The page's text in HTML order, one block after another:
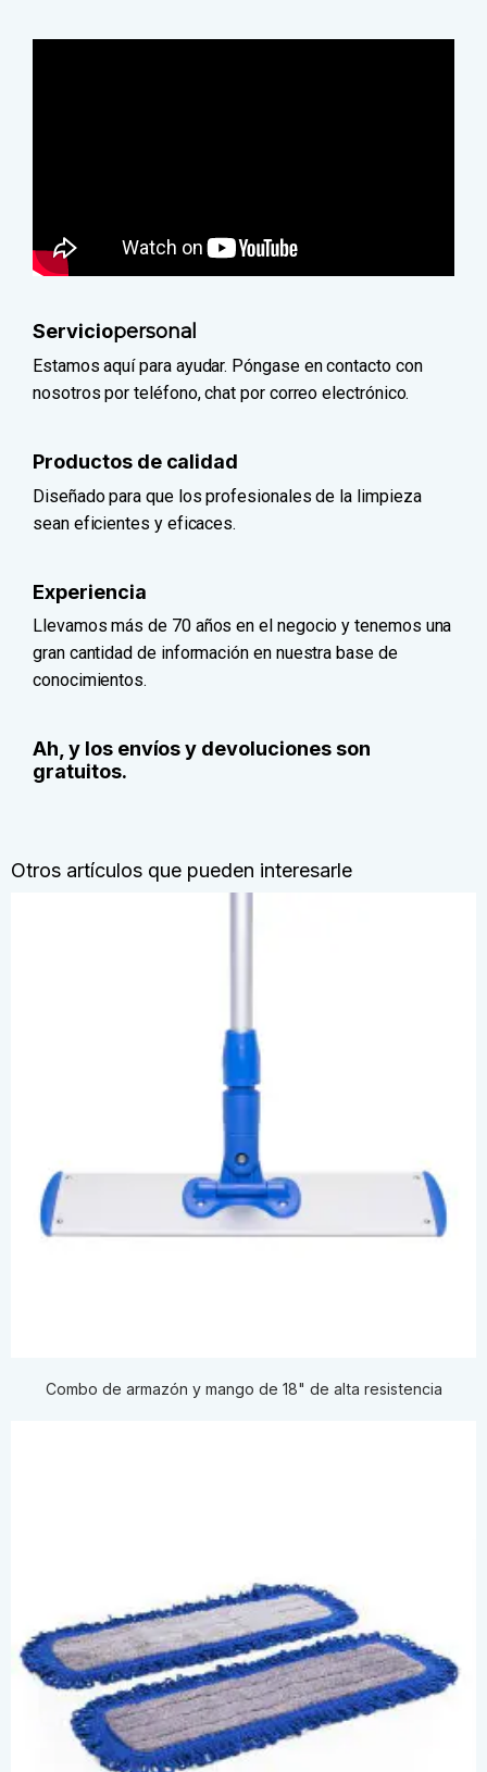
Serviciopersonal
Estamos aquí para ayudar. Póngase en contacto con
nosotros por teléfono, chat por correo electrónico.
Productos de calidad
Diseñado para que los profesionales de la limpieza
sean eficientes y eficaces.
Experiencia
Llevamos más de 70 años en el negocio y tenemos una
gran cantidad de información en nuestra base de
conocimientos.
Ah, y los envíos y devoluciones son
gratuitos.
Otros artículos que pueden interesarle
Combo de armazón y mango de 18" de alta resistencia